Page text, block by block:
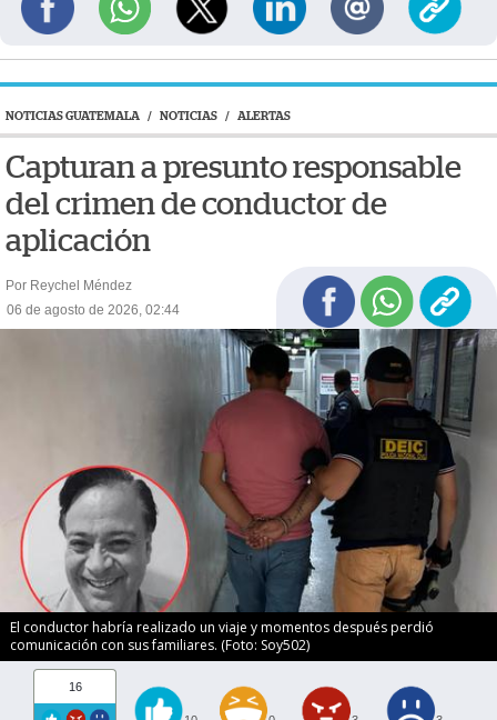
NOTICIAS GUATEMALA / NOTICIAS / ALERTAS
Capturan a presunto responsable
del crimen de conductor de
aplicación
Por Reychel Méndez
06 de agosto de 2026, 02:44
El conductor habría realizado un viaje y momentos después perdió
comunicación con sus familiares. (Foto: Soy502)
16